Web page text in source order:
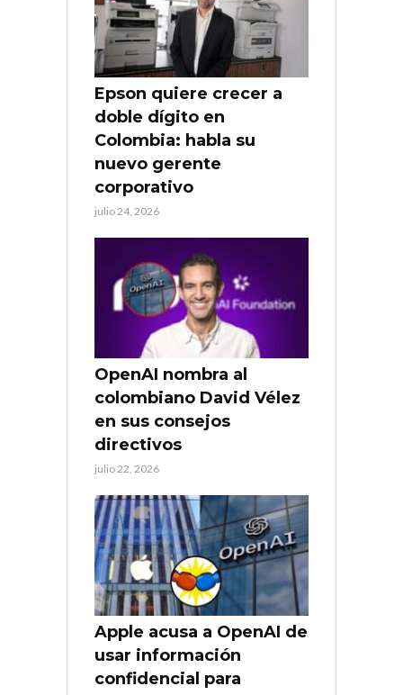
Epson quiere crecer a
doble dígito en
Colombia: habla su
nuevo gerente
corporativo
julio 24, 2026
OpenAI nombra al
colombiano David Vélez
en sus consejos
directivos
julio 22, 2026
Apple acusa a OpenAI de
usar información
confidencial para